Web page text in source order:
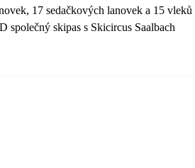
17 sedačkových lanovek a 15 vleků
společný skipas s Skicircus Saalbach